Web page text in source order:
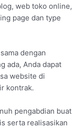
web toko online,
page dan type
dengan
ada, Anda dapat
website di
kontrak.
pengabdian buat
serta realisasikan